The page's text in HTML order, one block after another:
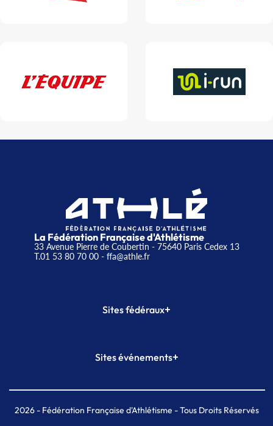
La Fédération Française d'Athlétisme
33 Avenue Pierre de Coubertin - 75640 Paris Cedex 13
T.01 53 80 70 00- ffa@athle.fr
Sites fédéraux+
Plateforme Formation
Sites événements+
Meeting de Paris indoor
MAIF Ekiden de Paris
2026- Fédération Française d'Athlétisme - Tous Droits Réservés